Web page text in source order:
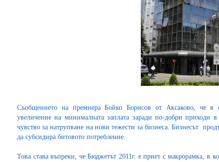
Съобщението на премиера Бойко Борисов от Аксаково, че в
увеличение на минималната заплата заради по-добри приходи
чувство за натрупване на нови тежести за бизнеса. Бизнесът
да субсидира битовото потребление.
Това става въпреки, че Бюджетът 2011г. е приет с макрорамка, в